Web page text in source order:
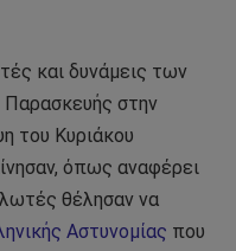
και δυνάμεις των
στην
του Κυριάκου
όπως αναφέρει
θέλησαν να
Αστυνομίας που